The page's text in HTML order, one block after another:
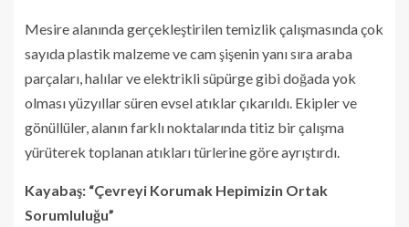
Mesire alanında gerçekleştirilen temizlik çalışmasında çok
sayıda plastik malzeme ve cam şişenin yanı sıra araba
parçaları, halılar ve elektrikli süpürge gibi doğada yok
olması yüzyıllar süren evsel atıklar çıkarıldı. Ekipler ve
gönüllüler, alanın farklı noktalarında titiz bir çalışma
yürüterek toplanan atıkları türlerine göre ayrıştırdı.
Kayabaş: “Çevreyi Korumak Hepimizin Ortak
Sorumluluğu”